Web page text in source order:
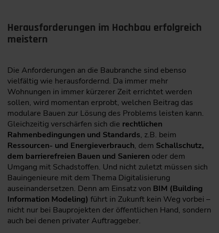
Herausforderungen im Hochbau erfolgreich
meistern
Die Anforderungen an die Baubranche sind ebenso
vielfältig wie herausfordernd. Da immer mehr
Wohnungen in immer kürzerer Zeit errichtet werden
sollen, wird momentan erprobt, welchen Beitrag das
modulare Bauen zur Lösung des Problems leisten kann.
Gleichzeitig verschärfen sich die rechtlichen
Rahmenbedingungen und Standards, z.B. beim
Ressourcen- und Energieverbrauch, dem Schallschutz,
dem barrierefreien Bauen und Sanieren oder dem
Umgang mit Schadstoffen. Und nicht zuletzt müssen sich
Bauingenieure mit dem Thema Digitalisierung
auseinandersetzen. Denn am Einsatz von BIM (Building
Information Modeling) führt in Zukunft kein Weg vorbei –
nicht nur bei Bauprojekten der öffentlichen Hand, sondern
auch bei denen privater Auftraggeber.